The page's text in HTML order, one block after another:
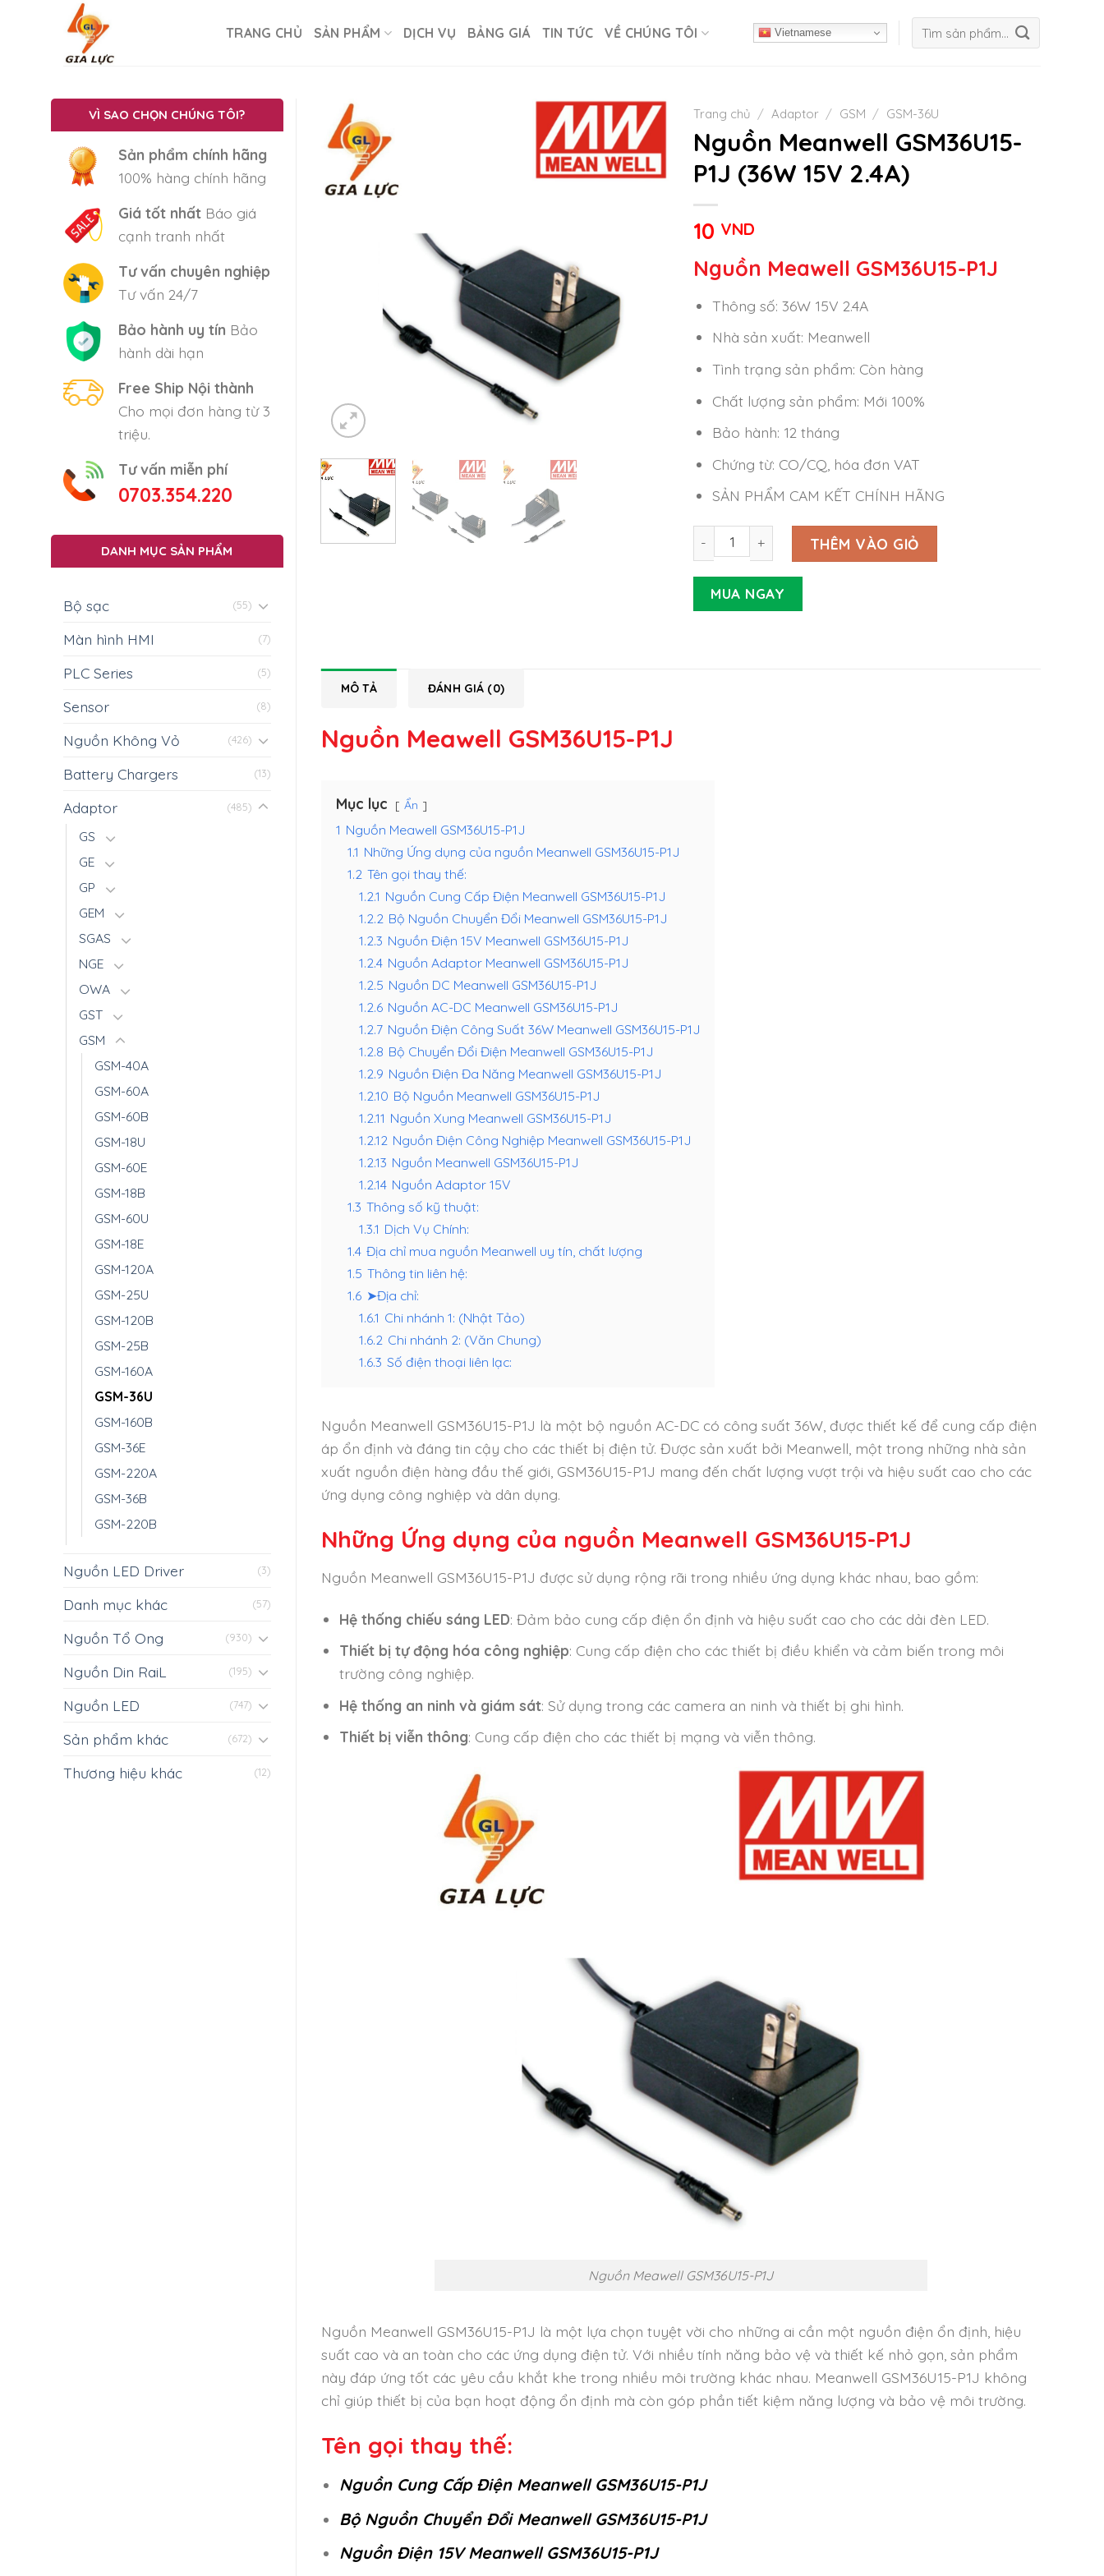
TRANG CHỦ SẢN PHẨM DỊCH VỤ BẢNG GIÁ TIN TỨC VỀ CHÚNG TÔI Vietnamese
kiếm:
VÌ SAO CHỌN CHÚNG TÔI?
Sản phẩm chính hãng
100% hàng chính hãng
Giá tốt nhấtBáo giá
cạnh tranh nhất
Tư vấn chuyên nghiệp
Tư vấn 24/7
Bảo hành uy tín Bảo
hành dài hạn
Free Ship Nội thành
Cho mọi đơn hàng từ 3
triệu.
Tư vấn miễn phí
0703.354.220
DANH MỤC SẢN PHẨM
Bộ sạc (55)
Màn hình HMI (7)
PLC Series (5)
Sensor (8)
Nguồn Không Vỏ (426)
Battery Chargers (13)
Adaptor (485)
GS
GE
GP
GEM
SGAS
NGE
OWA
GST
GSM
GSM-40A
GSM-60A
GSM-60B
GSM-18U
GSM-60E
GSM-18B
GSM-60U
GSM-18E
GSM-120A
GSM-25U
GSM-120B
GSM-25B
GSM-160A
GSM-36U
GSM-160B
GSM-36E
GSM-220A
GSM-36B
GSM-220B
Nguồn LED Driver (3)
Danh mục khác (57)
Nguồn Tổ Ong (930)
Nguồn Din RaiL (195)
Nguồn LED (747)
Sản phẩm khác (672)
Thương hiệu khác (12)
Trang chủ / Adaptor / GSM / GSM-36U
Nguồn Meanwell GSM36U15-
P1J (36W 15V 2.4A)
10 VND
Nguồn Meawell GSM36U15-P1J
Thông số: 36W 15V 2.4A
Nhà sản xuất: Meanwell
Tình trạng sản phẩm: Còn hàng
Chất lượng sản phẩm: Mới 100%
Bảo hành: 12 tháng
Chứng từ: CO/CQ, hóa đơn VAT
SẢN PHẨM CAM KẾT CHÍNH HÃNG
Nguồn Meanwell GSM36U15-P1J (36W 15V 2.4A) số lượng
THÊM VÀO GIỎ
MUA NGAY
MÔ TẢ ĐÁNH GIÁ (0)
Nguồn Meawell GSM36U15-P1J
Mục lục Ẩn
1 Nguồn Meawell GSM36U15-P1J
1.1 Những Ứng dụng của nguồn Meanwell GSM36U15-P1J
1.2 Tên gọi thay thế:
1.2.1 Nguồn Cung Cấp Điện Meanwell GSM36U15-P1J
1.2.2 Bộ Nguồn Chuyển Đổi Meanwell GSM36U15-P1J
1.2.3 Nguồn Điện 15V Meanwell GSM36U15-P1J
1.2.4 Nguồn Adaptor Meanwell GSM36U15-P1J
1.2.5 Nguồn DC Meanwell GSM36U15-P1J
1.2.6 Nguồn AC-DC Meanwell GSM36U15-P1J
1.2.7 Nguồn Điện Công Suất 36W Meanwell GSM36U15-P1J
1.2.8 Bộ Chuyển Đổi Điện Meanwell GSM36U15-P1J
1.2.9 Nguồn Điện Đa Năng Meanwell GSM36U15-P1J
1.2.10 Bộ Nguồn Meanwell GSM36U15-P1J
1.2.11 Nguồn Xung Meanwell GSM36U15-P1J
1.2.12 Nguồn Điện Công Nghiệp Meanwell GSM36U15-P1J
1.2.13 Nguồn Meanwell GSM36U15-P1J
1.2.14 Nguồn Adaptor 15V
1.3 Thông số kỹ thuật:
1.3.1 Dịch Vụ Chính:
1.4 Địa chỉ mua nguồn Meanwell uy tín, chất lượng
1.5 Thông tin liên hệ:
1.6 ➤Địa chỉ:
1.6.1 Chi nhánh 1: (Nhật Tảo)
1.6.2 Chi nhánh 2: (Văn Chung)
1.6.3 Số điện thoại liên lạc:
Nguồn Meanwell GSM36U15-P1J là một bộ nguồn AC-DC có công suất 36W, được thiết kế để cung cấp điện
áp ổn định và đáng tin cậy cho các thiết bị điện tử. Được sản xuất bởi Meanwell, một trong những nhà sản
xuất nguồn điện hàng đầu thế giới, GSM36U15-P1J mang đến chất lượng vượt trội và hiệu suất cao cho các
ứng dụng công nghiệp và dân dụng.
Những Ứng dụng của nguồn Meanwell GSM36U15-P1J
Nguồn Meanwell GSM36U15-P1J được sử dụng rộng rãi trong nhiều ứng dụng khác nhau, bao gồm:
Hệ thống chiếu sáng LED: Đảm bảo cung cấp điện ổn định và hiệu suất cao cho các dải đèn LED.
Thiết bị tự động hóa công nghiệp: Cung cấp điện cho các thiết bị điều khiển và cảm biến trong môi
trường công nghiệp.
Hệ thống an ninh và giám sát: Sử dụng trong các camera an ninh và thiết bị ghi hình.
Thiết bị viễn thông: Cung cấp điện cho các thiết bị mạng và viễn thông.
Nguồn Meawell GSM36U15-P1J
Nguồn Meanwell GSM36U15-P1J là một lựa chọn tuyệt vời cho những ai cần một nguồn điện ổn định, hiệu
suất cao và an toàn cho các ứng dụng điện tử. Với nhiều tính năng bảo vệ và thiết kế nhỏ gọn, sản phẩm
này đáp ứng tốt các yêu cầu khắt khe trong nhiều môi trường khác nhau. Meanwell GSM36U15-P1J không
chỉ giúp thiết bị của bạn hoạt động ổn định mà còn góp phần tiết kiệm năng lượng và bảo vệ môi trường.
Tên gọi thay thế:
Nguồn Cung Cấp Điện Meanwell GSM36U15-P1J
Bộ Nguồn Chuyển Đổi Meanwell GSM36U15-P1J
Nguồn Điện 15V Meanwell GSM36U15-P1J